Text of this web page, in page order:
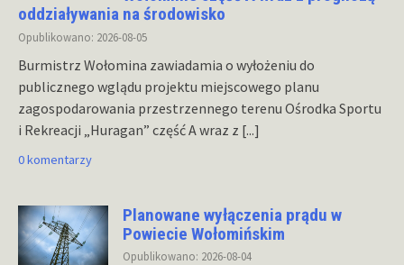
oddziaływania na środowisko
Opublikowano: 2026-08-05
Burmistrz Wołomina zawiadamia o wyłożeniu do
publicznego wglądu projektu miejscowego planu
zagospodarowania przestrzennego terenu Ośrodka Sportu
i Rekreacji „Huragan” część A wraz z [...]
0 komentarzy
Planowane wyłączenia prądu w
Powiecie Wołomińskim
Opublikowano: 2026-08-04